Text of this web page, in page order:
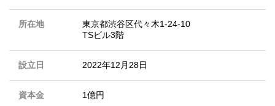
所在地
東京都渋谷区代々木1-24-10
TSビル3階
設立日 2022年12月28日
資本金 1億円